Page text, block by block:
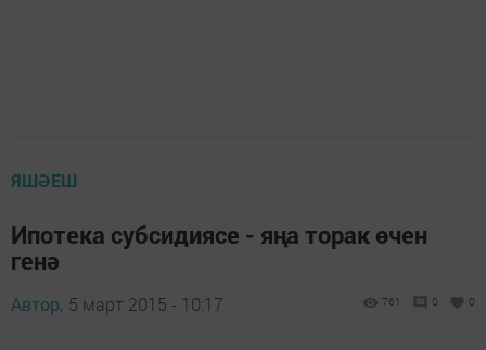
ЯШӘЕШ
Ипотека субсидиясе - яңа торак өчен
генә
Автор, 5 март 2015 - 10:17 761 0 0